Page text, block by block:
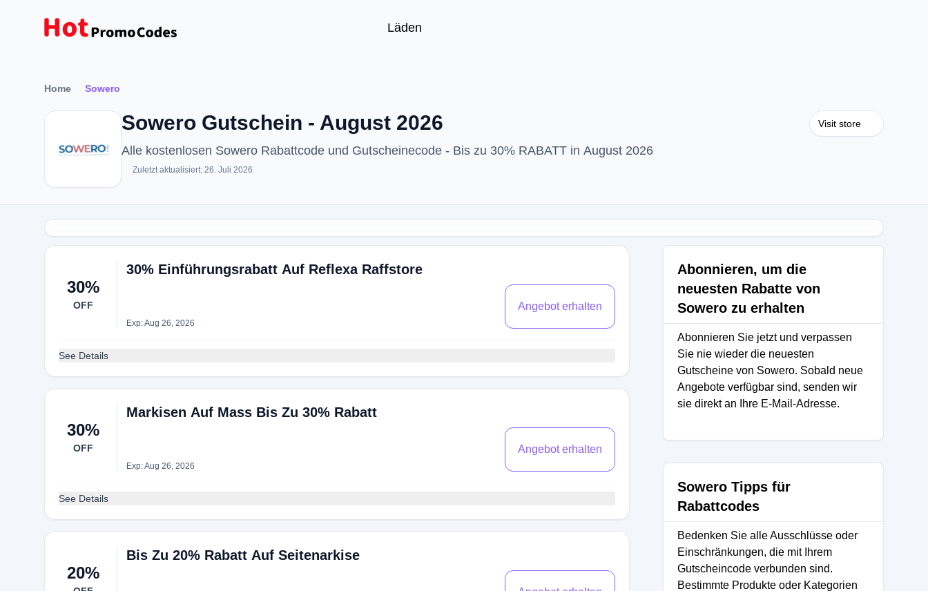
Läden
Home Sowero
Sowero Gutschein - August 2026
Alle kostenlosen Sowero Rabattcode und Gutscheinecode - Bis zu 30% RABATT in August 2026
Zuletzt aktualisiert: 26. Juli 2026
Visit store
30%
OFF
30% Einführungsrabatt Auf Reflexa Raffstore
Exp: Aug 26, 2026
Angebot erhalten
See Details
30%
OFF
Markisen Auf Mass Bis Zu 30% Rabatt
Exp: Aug 26, 2026
Angebot erhalten
See Details
20%
Bis Zu 20% Rabatt Auf Seitenarkise
Abonnieren, um die
neuesten Rabatte von
Sowero zu erhalten
Abonnieren Sie jetzt und verpassen
Sie nie wieder die neuesten
Gutscheine von Sowero. Sobald neue
Angebote verfügbar sind, senden wir
sie direkt an Ihre E-Mail-Adresse.
Sowero Tipps für
Rabattcodes
Bedenken Sie alle Ausschlüsse oder
Einschränkungen, die mit Ihrem
Gutscheincode verbunden sind.
Bestimmte Produkte oder Kategorien